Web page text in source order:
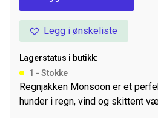
Monsoon
Coat
Buckthorn
antall
Legg i ønskeliste
Lagerstatus i butikk:
1 - Stokke
Regnjakken Monsoon er et
hunder i regn, vind og skittent